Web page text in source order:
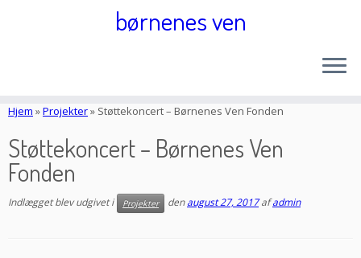
indhold
børnenes ven
Hjem »Projekter» Støttekoncert – Børnenes Ven Fonden
Støttekoncert – Børnenes Ven
Fonden
Indlægget blev udgivet i Projekter denaugust 27, 2017 afadmin